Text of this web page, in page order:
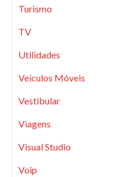
Turismo
TV
Utilidades
Veículos Móveis
Vestibular
Viagens
Visual Studio
Voip